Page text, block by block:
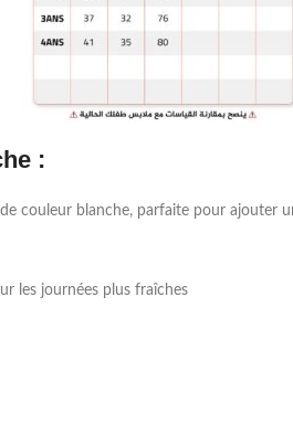
:
couleur blanche, parfaite pour ajouter
les journées plus fraîches